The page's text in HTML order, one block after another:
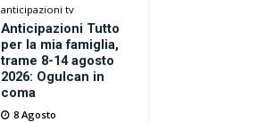
anticipazioni tv
Anticipazioni Tutto
per la mia famiglia,
trame 8-14 agosto
2026: Ogulcan in
coma
8 Agosto